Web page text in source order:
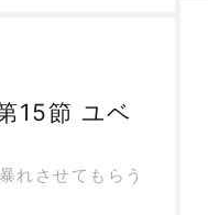
15節 ユベ
させてもらう